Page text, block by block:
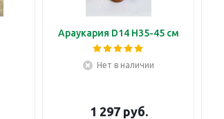
Араукария D14 H35-45 см
Нет в наличии
1 297руб.